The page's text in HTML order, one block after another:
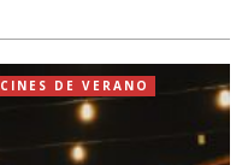
CINES DE VERANO